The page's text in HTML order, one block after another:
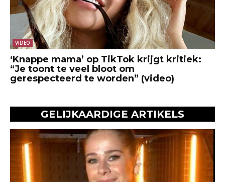
VIDEO
‘Knappe mama’ op TikTok krijgt kritiek:
“Je toont te veel bloot om
gerespecteerd te worden” (video)
GELIJKAARDIGE ARTIKELS